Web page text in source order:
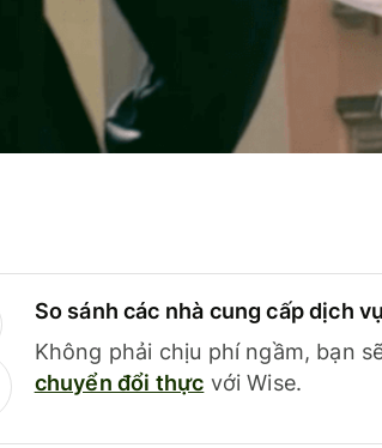
So sánh các nhà cung cấp dịch
Không phải chịu phí ngầm, bạn
chuyển đổi thực với Wise.